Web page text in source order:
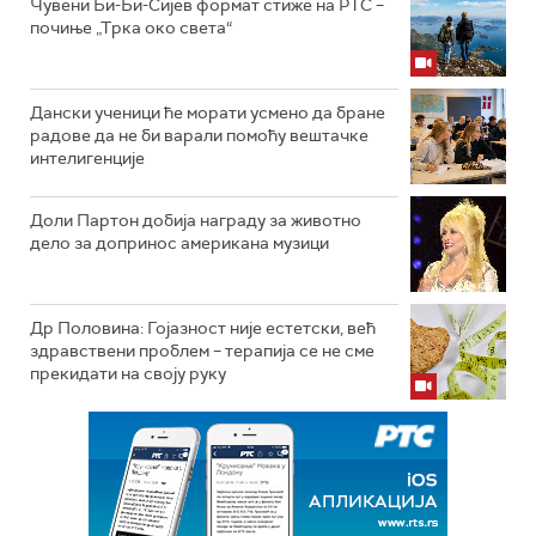
Чувени Би-Би-Сијев формат стиже на РТС –
почиње „Трка око света“
Дански ученици ће морати усмено да бране
радове да не би варали помоћу вештачке
интелигенције
Доли Партон добија награду за животно
дело за допринос американа музици
Др Половина: Гојазност није естетски, већ
здравствени проблем – терапија се не сме
прекидати на своју руку